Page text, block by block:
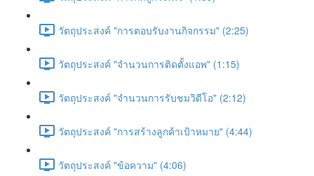
วัตถุประสงค์ "การตอบรับงานกิจกรรม" (2:25)
วัตถุประสงค์ "จำนวนการติดตั้งแอพ" (1:15)
วัตถุประสงค์ "จำนวนการรับชมวิดีโอ" (2:12)
วัตถุประสงค์ "การสร้างลูกค้าเป้าหมาย" (4:44)
วัตถุประสงค์ "ข้อความ" (4:06)